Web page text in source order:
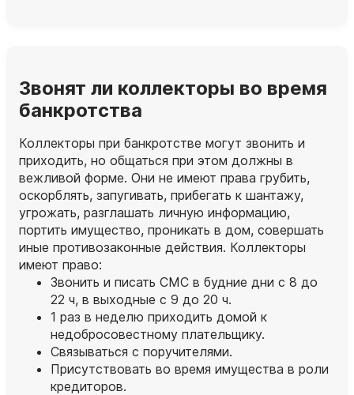
Звонят ли коллекторы во время
банкротства
Коллекторы при банкротстве могут звонить и
приходить, но общаться при этом должны в
вежливой форме. Они не имеют права грубить,
оскорблять, запугивать, прибегать к шантажу,
угрожать, разглашать личную информацию,
портить имущество, проникать в дом, совершать
иные противозаконные действия. Коллекторы
имеют право:
Звонить и писать СМС в будние дни с 8 до
22 ч, в выходные с 9 до 20 ч.
1 раз в неделю приходить домой к
недобросовестному плательщику.
Связываться с поручителями.
Присутствовать во время имущества в роли
кредиторов.